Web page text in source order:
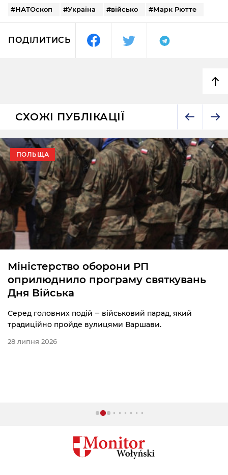
#НАТОскоп #Україна #військо #Марк Рютте
ПОДІЛИТИСЬ
СХОЖІ ПУБЛІКАЦІЇ
ПОЛЬЩА
Міністерство оборони РП
оприлюднило програму святкувань
Дня Війська
Серед головних подій ‒ військовий парад, який
традиційно пройде вулицями Варшави.
28 липня 2026